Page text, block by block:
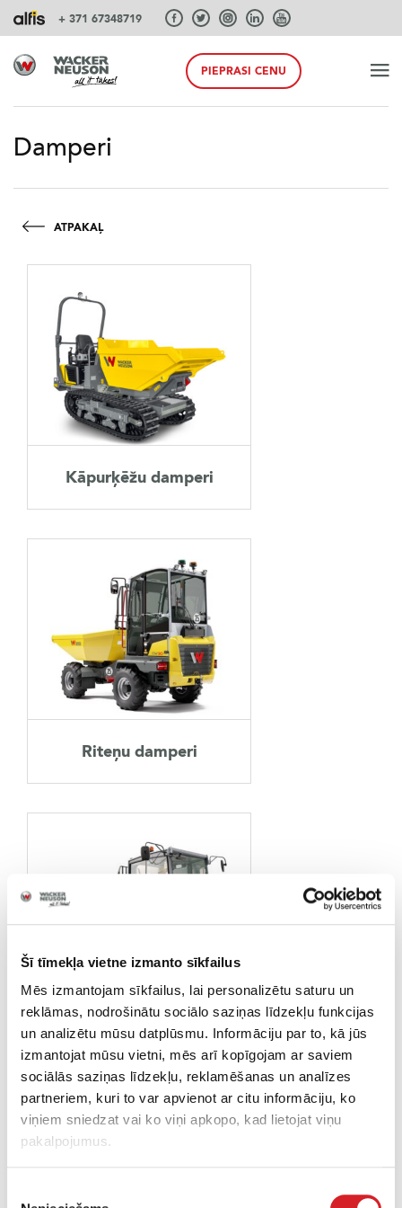
Šī tīmekļa vietne izmanto sīkfailus
Mēs izmantojam sīkfailus, lai personalizētu saturu un
reklāmas, nodrošinātu sociālo saziņas līdzekļu funkcijas
un analizētu mūsu datplūsmu. Informāciju par to, kā jūs
izmantojat mūsu vietni, mēs arī kopīgojam ar saviem
sociālās saziņas līdzekļu, reklamēšanas un analīzes
partneriem, kuri to var apvienot ar citu informāciju, ko
viņiem sniedzat vai ko viņi apkopo, kad lietojat viņu
pakalpojumus.
+ 371 67348719
PRODUKTI
AKCIJA PAVASARIS
AKSESUĀRI
LIETOTĀ TEHNIKA
KARJERA
PAR MUMS
KONTAKTI
PIEPRASI CENU
Damperi
ATPAKAĻ
Kāpurķēžu damperi
Riteņu damperi
Riteņu "Dual View"
damperi
efektīvi, precīzi tieši laikā un vietā.